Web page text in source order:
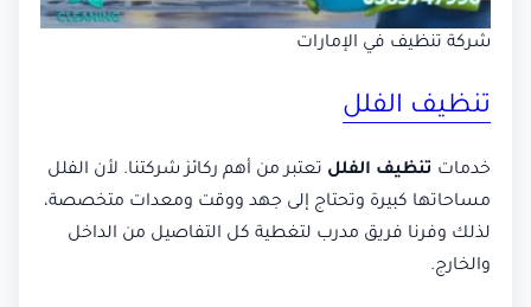
شركة تنظيف في الإمارات
تنظيف الفلل
خدمات تنظيف الفلل تعتبر من أهم ركائز شركتنا. لأن الفلل
مساحاتها كبيرة وتحتاج إلى جهد ووقت ومعدات متخصصة،
لذلك وفرنا فريق مدرب لتغطية كل التفاصيل من الداخل
والخارج.